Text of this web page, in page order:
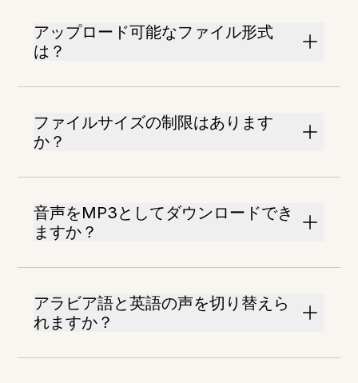
アップロード可能なファイル形式
は？
ファイルサイズの制限はあります
か？
音声をMP3としてダウンロードでき
ますか？
アラビア語と英語の声を切り替えら
れますか？